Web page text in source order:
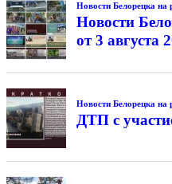
Новости Белорецка на
Новости
от 3 августа
Новости Белорецка на
ДТП с